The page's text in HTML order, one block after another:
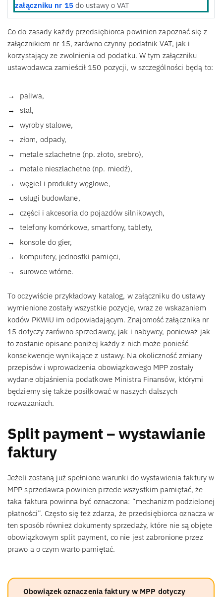
załączniku nr 15do ustawy o VAT
Co do zasady każdy przedsiębiorca powinien zapoznać się z
załącznikiem nr 15, zarówno czynny podatnik VAT, jak i
korzystający ze zwolnienia od podatku. W tym załączniku
ustawodawca zamieścił 150 pozycji, w szczególności będą to:
paliwa,
stal,
wyroby stalowe,
złom, odpady,
metale szlachetne (np. złoto, srebro),
metale nieszlachetne (np. miedź),
węgiel i produkty węglowe,
usługi budowlane,
części i akcesoria do pojazdów silnikowych,
telefony komórkowe, smartfony, tablety,
konsole do gier,
komputery, jednostki pamięci,
surowce wtórne.
To oczywiście przykładowy katalog, w załączniku do ustawy
wymienione zostały wszystkie pozycje, wraz ze wskazaniem
kodów PKWiU im odpowiadającym. Znajomość załącznika nr
15 dotyczy zarówno sprzedawcy, jak i nabywcy, ponieważ jak
to zostanie opisane poniżej każdy z nich może ponieść
konsekwencje wynikające z ustawy. Na okoliczność zmiany
przepisów i wprowadzenia obowiązkowego MPP zostały
wydane objaśnienia podatkowe Ministra Finansów, którymi
będziemy się także posiłkować w naszych dalszych
rozważaniach.
Split payment – wystawianie
faktury
Jeżeli zostaną już spełnione warunki do wystawienia faktury w
MPP sprzedawca powinien przede wszystkim pamiętać, że
taka faktura powinna być oznaczona: “mechanizm podzielonej
płatności”. Często się też zdarza, że przedsiębiorca oznacza w
ten sposób również dokumenty sprzedaży, które nie są objęte
obowiązkowym split payment, co nie jest zabronione przez
prawo a o czym warto pamiętać.
Obowiązek oznaczenia faktury w MPP dotyczy